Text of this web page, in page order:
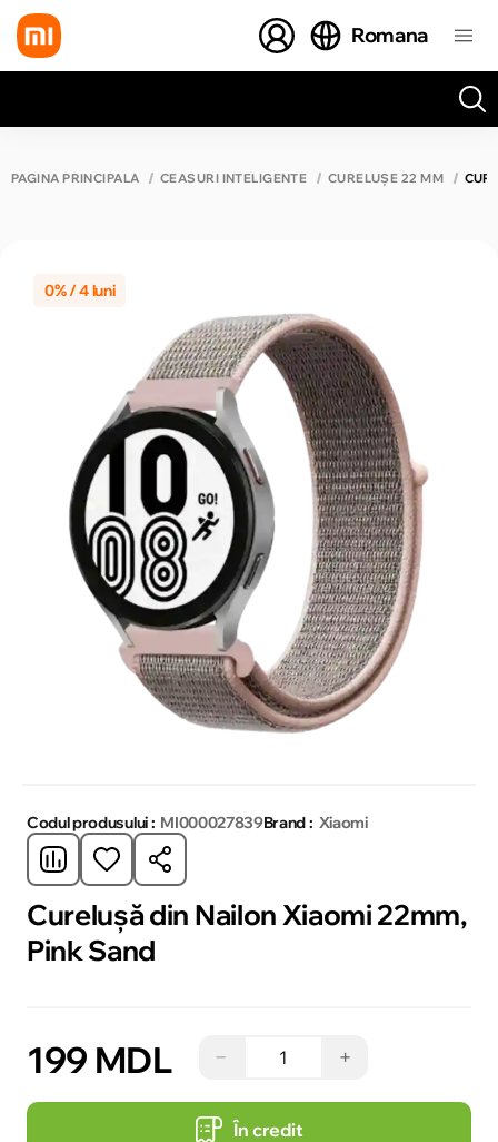
Romana
PAGINA PRINCIPALĂ CEASURI INTELIGENTE CURELUȘE 22 MM
0% / 4 luni
Codul produsului : MI000027839Brand : Xiaomi
Cureluşă din Nailon Xiaomi 22mm,
Pink Sand
199 MDL − +
În credit